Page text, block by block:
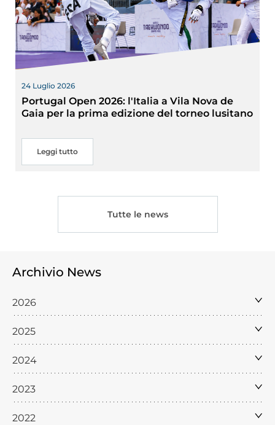
24 Luglio 2026
Portugal Open 2026: l'Italia a Vila Nova de
Gaia per la prima edizione del torneo lusitano
Leggi tutto
Tutte le news
Archivio News
2026
2025
2024
2023
2022